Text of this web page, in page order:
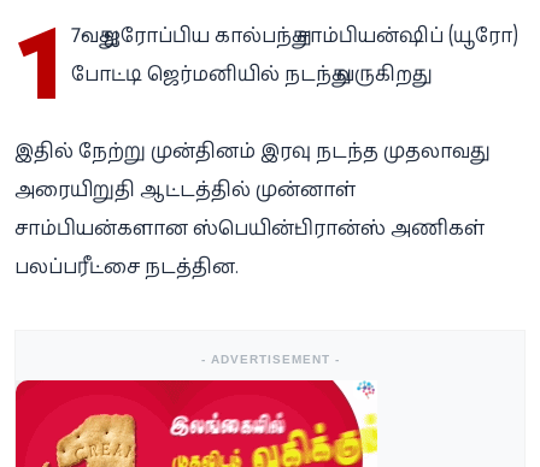
1 7-வது ஐரோப்பிய கால்பந்து சாம்பியன்ஷிப் (யூரோ)
போட்டி ஜெர்மனியில் நடந்து வருகிறது.
இதில் நேற்று முன்தினம் இரவு நடந்த முதலாவது
அரையிறுதி ஆட்டத்தில் முன்னாள்
சாம்பியன்களான ஸ்பெயின்-பிரான்ஸ் அணிகள்
பலப்பரீட்சை நடத்தின.
- ADVERTISEMENT -